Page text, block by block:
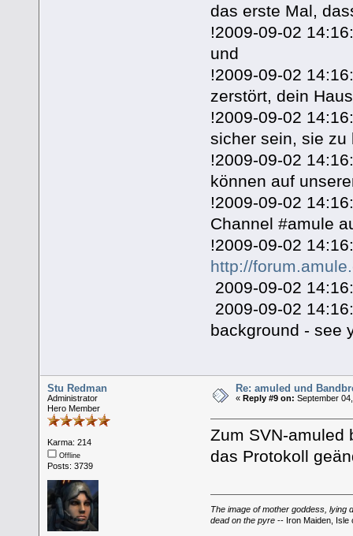
das erste Mal,
!2009-09-02
und
!2009-09-02
zerstört, dein
!2009-09-02
sicher sein, sie zu
!2009-09-02
können auf
!2009-09-02
Channel #amule
!2009-09-02
http://
2009-09-02
2009-09-02
background - see
Stu Redman
Administrator
Hero Member
Karma: 214
Offline
Posts: 3739
Re: amuled und
«Reply #9 on: September
Zum SVN-amuled
das Protokoll
The image of mother goddess, lying
dead on the pyre-- Iron Maiden, Isle